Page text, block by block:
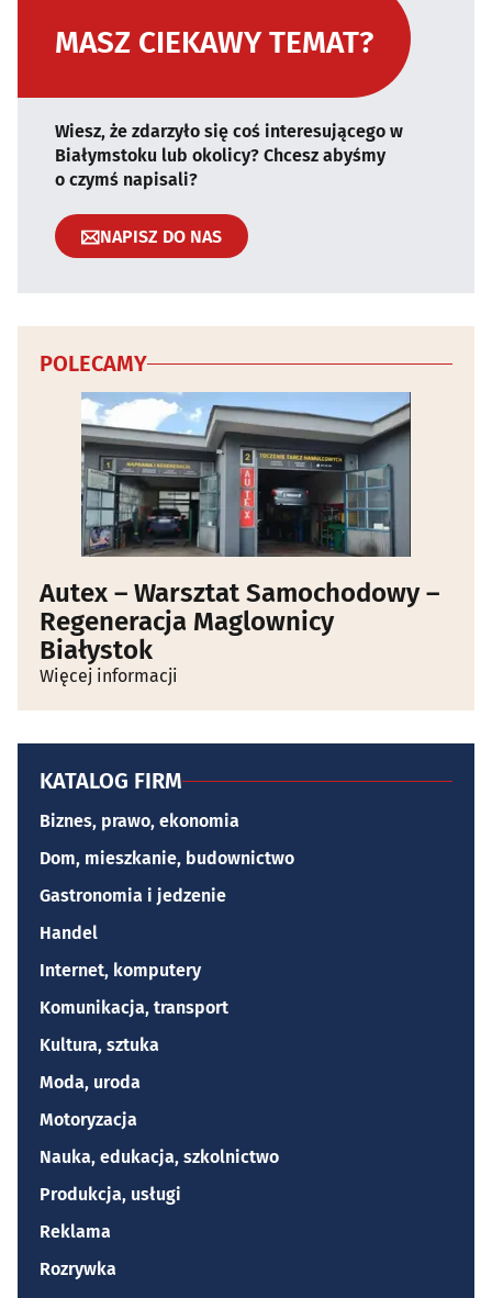
MASZ CIEKAWY TEMAT?
Wiesz, że zdarzyło się coś interesującego w
Białymstoku lub okolicy? Chcesz abyśmy
o czymś napisali?
NAPISZ DO NAS
POLECAMY
Autex – Warsztat Samochodowy –
Regeneracja Maglownicy
Białystok
Więcej informacji
KATALOG FIRM
Biznes, prawo, ekonomia
Dom, mieszkanie, budownictwo
Gastronomia i jedzenie
Handel
Internet, komputery
Komunikacja, transport
Kultura, sztuka
Moda, uroda
Motoryzacja
Nauka, edukacja, szkolnictwo
Produkcja, usługi
Reklama
Rozrywka